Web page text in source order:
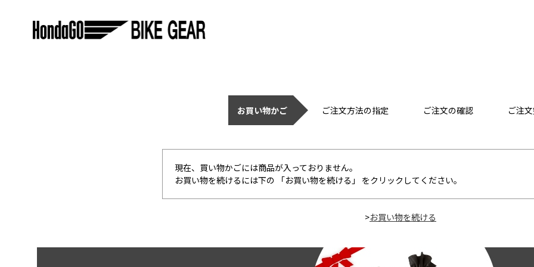
お買い物かご ご注文方法の指定 ご注文の確認 ご注
現在、買い物かごには商品が入っておりません。
お買い物を続けるには下の 「お買い物を続ける」 をクリックしてください。
>